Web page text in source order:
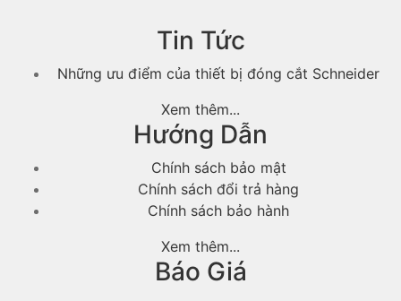
Tin Tức
Những ưu điểm của thiết bị đóng cắt Schneider
Xem thêm...
Hướng Dẫn
Chính sách bảo mật
Chính sách đổi trả hàng
Chính sách bảo hành
Xem thêm...
Báo Giá